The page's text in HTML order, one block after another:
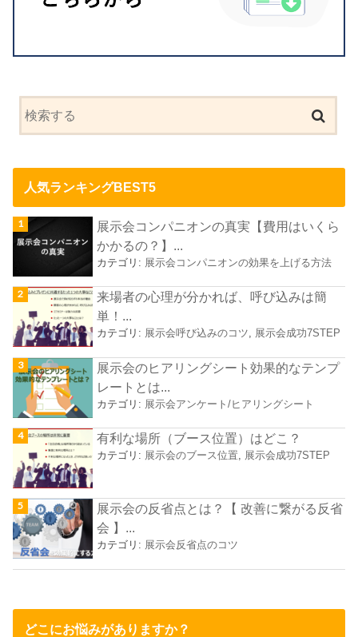
人気ランキングBEST5
展示会コンパニオンの真実【費用はいくら
かかるの？】...
カテゴリ: 展示会コンパニオンの効果を上げる方法
来場者の心理が分かれば、呼び込みは簡
単！...
カテゴリ: 展示会呼び込みのコツ, 展示会成功7STEP
展示会のヒアリングシート効果的なテンプ
レートとは...
カテゴリ: 展示会アンケート/ヒアリングシート
有利な場所（ブース位置）はどこ？
カテゴリ: 展示会のブース位置, 展示会成功7STEP
展示会の反省点とは？【 改善に繋がる反省
会 】...
カテゴリ: 展示会反省点のコツ
どこにお悩みがありますか？